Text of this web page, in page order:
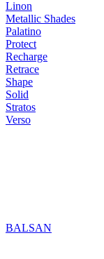
Linon
Metallic Shades
Palatino
Protect
Recharge
Retrace
Shape
Solid
Stratos
Verso
BALSAN